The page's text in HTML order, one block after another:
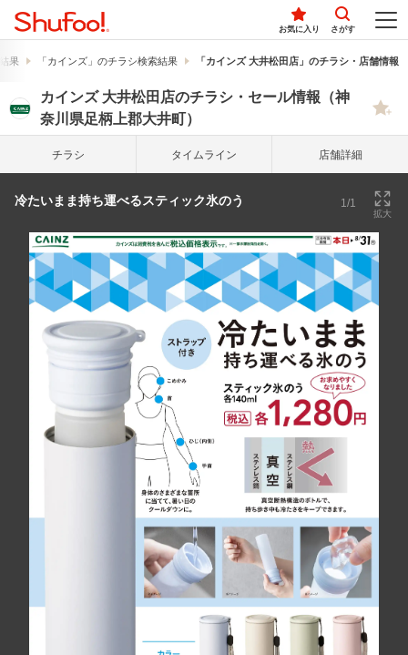
お気に入り さがす
果 「カインズ」のチラシ検索結果 「カインズ 大井松田店」のチラシ・店舗情報
カインズ 大井松田店のチラシ・セール情報（神
奈川県足柄上郡大井町）
チラシ タイム ライン 店舗詳細
冷たいまま持ち運べるスティック氷のう 1/1
拡大